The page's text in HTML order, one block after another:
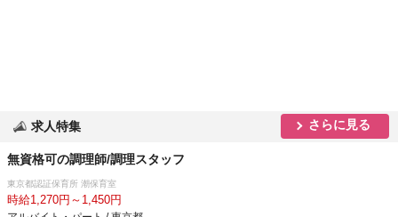
求人特集 さらに見る
無資格可の調理師/調理スタッフ
東京都認証保育所 潮保育室
時給1,270円～1,450円